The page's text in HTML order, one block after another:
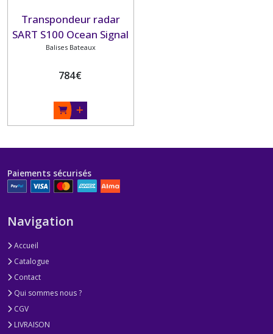
Transpondeur radar
SART S100 Ocean Signal
Balises Bateaux
784€
Paiements sécurisés
Navigation
Accueil
Catalogue
Contact
Qui sommes nous ?
CGV
LIVRAISON